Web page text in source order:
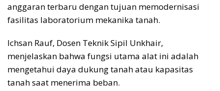
anggaran terbaru dengan tujuan memodernisasi
fasilitas laboratorium mekanika tanah.
Ichsan Rauf, Dosen Teknik Sipil Unkhair,
menjelaskan bahwa fungsi utama alat ini adalah
mengetahui daya dukung tanah atau kapasitas
tanah saat menerima beban.